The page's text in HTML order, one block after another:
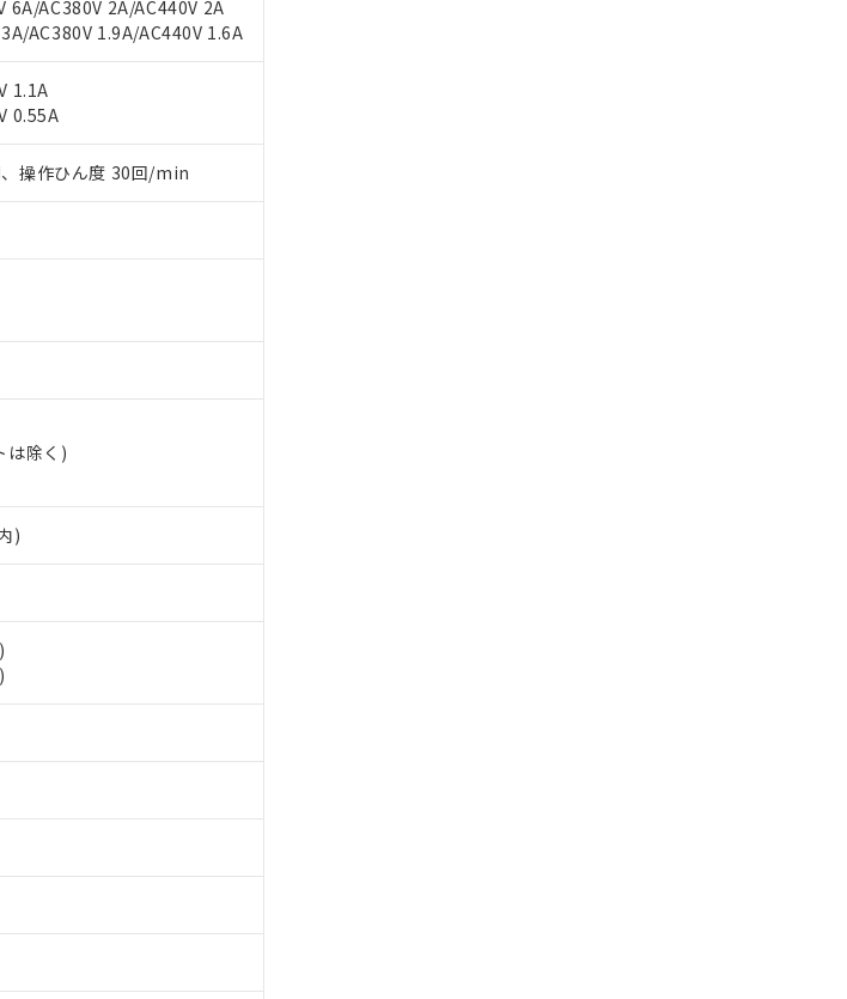
6A/AC380V 2A/AC440V 2A
AC380V 1.9A/AC440V 1.6A
1.1A
0.55A
操作ひん度 30回/min
は除く)
)
販売ネットワーク
」をご確認ください。
承諾なく第三者に漏洩または開示しないようお願いしま
をご利用いただくには、I-Webメンバーズにご登録され
た部品リストについて、当社および当社の共同利用者
取引・商談に必要な範囲で利用することをご了承くだ
することがあります。
きます。
、過去に遡って非含有を証明するものではありません。
応では、対応完了までの期間は出荷製品に未対応品が
とから、特段のことがない限り、2022年1月12日よ
であることを示します。
に漏えいし、環境に深刻な影響を及ぼさない年数を意
者が違法に輸出するおそれがある場合は、取り引きをい
キャンセル
客様のお取引先、またはお客様担当のオムロン制御
い)
開していない機種